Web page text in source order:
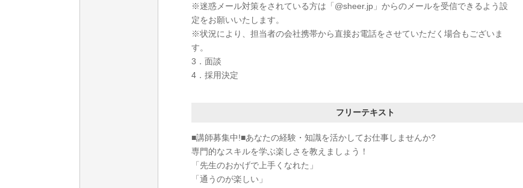
※迷惑メール対策をされている方は「@sheer.jp」からのメールを受信できるよう設
定をお願いいたします。
※状況により、担当者の会社携帯から直接お電話をさせていただく場合もございま
す。
3．面談
4．採用決定
フリーテキスト
■講師募集中!■あなたの経験・知識を活かしてお仕事しませんか?
専門的なスキルを学ぶ楽しさを教えましょう！
「先生のおかげで上手くなれた」
「通うのが楽しい」